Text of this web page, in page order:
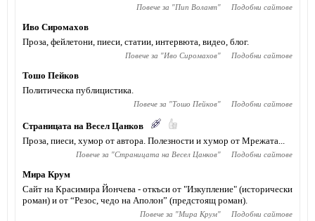
Повече за "Пип Волант" Подобни сайтове
Иво Сиромахов
Проза, фейлетони, пиеси, статии, интервюта, видео, блог.
Повече за "Иво Сиромахов" Подобни сайтове
Тошо Пейков
Политическа публицистика.
Повече за "Тошо Пейков" Подобни сайтове
Страницата на Весел Цанков
Проза, пиеси, хумор от автора. Полезности и хумор от Мрежата...
Повече за "Страницата на Весел Цанков" Подобни сайтове
Мира Крум
Сайт на Красимира Йончева - откъси от "Изкупление" (исторически
роман) и от “Резос, чедо на Аполон” (предстоящ роман).
Повече за "Мира Крум" Подобни сайтове